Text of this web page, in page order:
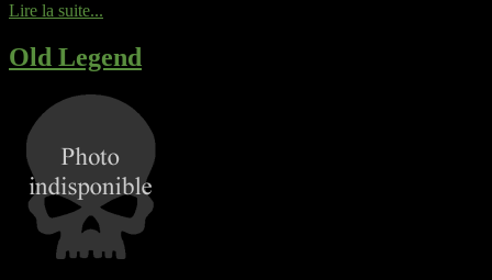
Lire la suite...
Old Legend